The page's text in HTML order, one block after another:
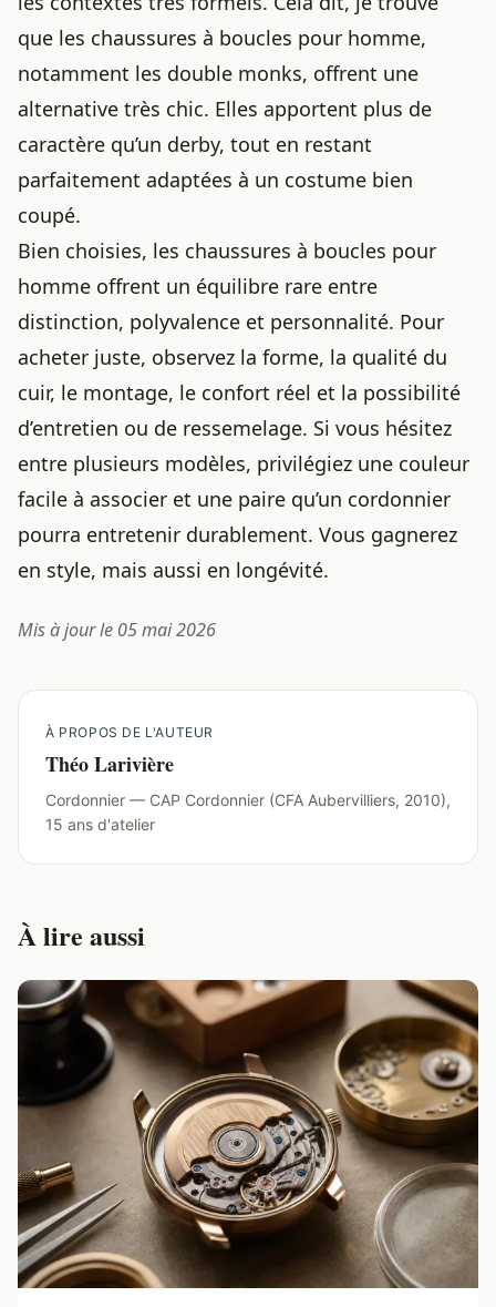
que les chaussures à boucles pour homme,
notamment les double monks, offrent une
alternative très chic. Elles apportent plus de
caractère qu’un derby, tout en restant
parfaitement adaptées à un costume bien
coupé.
Bien choisies, les chaussures à boucles pour
homme offrent un équilibre rare entre
distinction, polyvalence et personnalité. Pour
acheter juste, observez la forme, la qualité du
cuir, le montage, le confort réel et la possibilité
d’entretien ou de ressemelage. Si vous hésitez
entre plusieurs modèles, privilégiez une couleur
facile à associer et une paire qu’un cordonnier
pourra entretenir durablement. Vous gagnerez
en style, mais aussi en longévité.
Mis à jour le 05 mai 2026
À PROPOS DE L'AUTEUR
Théo Larivière
Cordonnier — CAP Cordonnier (CFA Aubervilliers, 2010),
15 ans d'atelier
À lire aussi